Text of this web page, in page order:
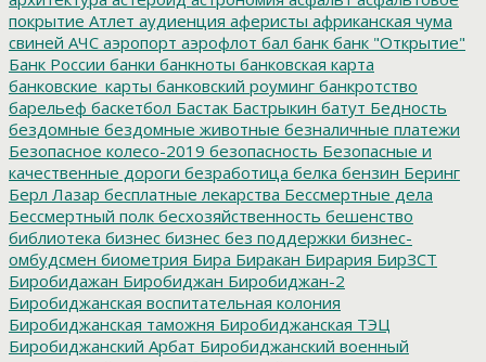
покрытие Атлет аудиенция аферисты африканская чума
свиней АЧС аэропорт аэрофлот бал банк банк "Открытие"
Банк России банки банкноты банковская карта
банковские_карты банковский роуминг банкротство
барельеф баскетбол Бастак Бастрыкин батут Бедность
бездомные бездомные животные безналичные платежи
Безопасное колесо-2019 безопасность Безопасные и
качественные дороги безработица белка бензин Беринг
Берл Лазар бесплатные лекарства Бессмертные дела
Бессмертный полк бесхозяйственность бешенство
библиотека бизнес бизнес без поддержки бизнес-
омбудсмен биометрия Бира Биракан Бирария БирЗСТ
Биробидажан Биробиджан Биробиджан-2
Биробиджанская воспитательная колония
Биробиджанская таможня Биробиджанская ТЭЦ
Биробиджанский Арбат Биробиджанский военный